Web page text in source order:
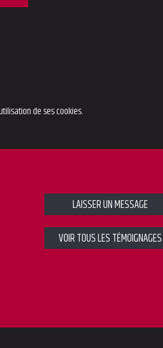
de ses cookies.
LAISSER UN MESSAGE
VOIR TOUS LES TÉMOIGNAGES